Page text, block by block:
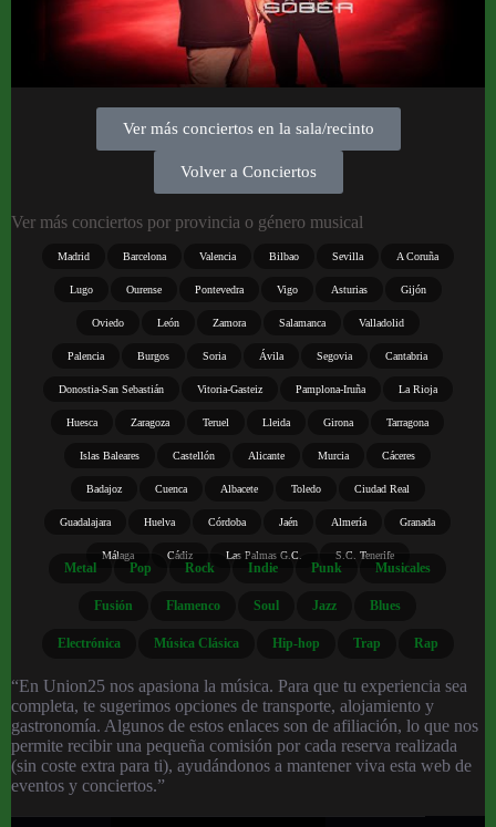
Ver más conciertos en la sala/recinto
Volver a Conciertos
Ver más conciertos por provincia o género musical
Madrid Barcelona Valencia Bilbao Sevilla A Coruña
Lugo Ourense Pontevedra Vigo Asturias Gijón
Oviedo León Zamora Salamanca Valladolid
Palencia Burgos Soria Ávila Segovia Cantabria
Donostia-San Sebastián Vitoria-Gasteiz Pamplona-Iruña La Rioja
Huesca Zaragoza Teruel Lleida Girona Tarragona
Islas Baleares Castellón Alicante Murcia Cáceres
Badajoz Cuenca Albacete Toledo Ciudad Real
Guadalajara Huelva Córdoba Jaén Almería Granada
Málaga Cádiz Las Palmas G.C. S.C. Tenerife
Metal Pop Rock Indie Punk Musicales
Fusión Flamenco Soul Jazz Blues
Electrónica Música Clásica Hip-hop Trap Rap
“En Union25 nos apasiona la música. Para que tu experiencia sea
completa, te sugerimos opciones de transporte, alojamiento y
gastronomía. Algunos de estos enlaces son de afiliación, lo que nos
permite recibir una pequeña comisión por cada reserva realizada
(sin coste extra para ti), ayudándonos a mantener viva esta web de
eventos y conciertos.”